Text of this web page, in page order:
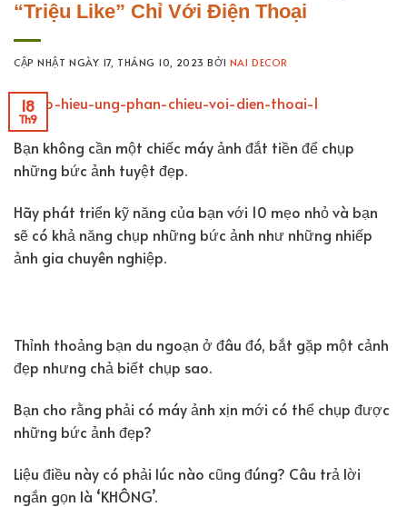
“Triệu Like” Chỉ Với Điện Thoại
CẬP NHẬT NGÀY 17, THÁNG 10, 2023 BỞI NAI DECOR
18
Th9
Bạn không cần một chiếc máy ảnh đắt tiền để chụp
những bức ảnh tuyệt đẹp.
Hãy phát triển kỹ năng của bạn với 10 mẹo nhỏ và bạn
sẽ có khả năng chụp những bức ảnh như những nhiếp
ảnh gia chuyên nghiệp.
Thỉnh thoảng bạn du ngoạn ở đâu đó, bắt gặp một cảnh
đẹp nhưng chả biết chụp sao.
Bạn cho rằng phải có máy ảnh xịn mới có thể chụp được
những bức ảnh đẹp?
Liệu điều này có phải lúc nào cũng đúng? Câu trả lời
ngắn gọn là ‘KHÔNG’.